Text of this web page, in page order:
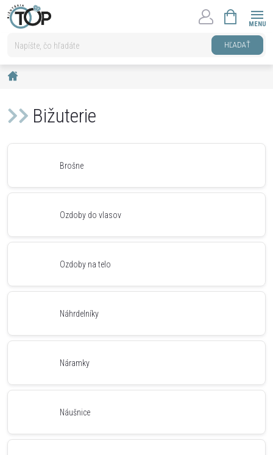
Prejsť
na
HĽADAŤ
KOŠÍK
Bižuterie
Brošne
Ozdoby do vlasov
Ozdoby na telo
Náhrdelníky
Náramky
Náušnice